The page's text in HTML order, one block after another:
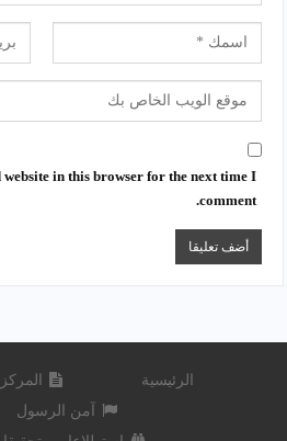
website in this browser for the next time I
comment.
الرئيسية
آمن الرسول